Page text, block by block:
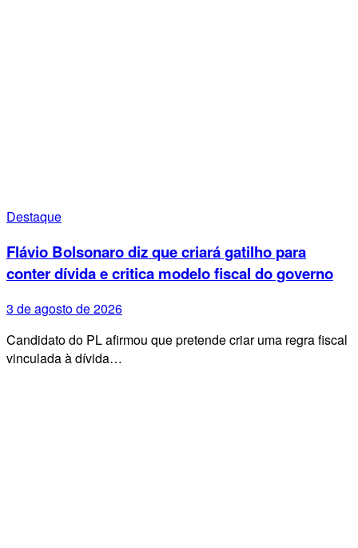
Destaque
Flávio Bolsonaro diz que criará gatilho para
conter dívida e critica modelo fiscal do governo
3 de agosto de 2026
Candidato do PL afirmou que pretende criar uma regra fiscal
vinculada à dívida…